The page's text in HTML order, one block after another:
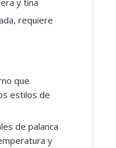
y tina
requiere
que
estilos de
de palanca
y